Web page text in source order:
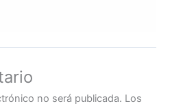
no será publicada. Los